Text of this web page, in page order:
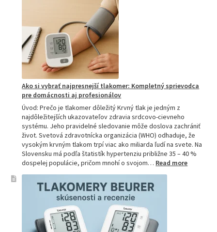
prečo
je
hitom
na
Slovensku?
Ako si vybrať najpresnejší tlakomer: Kompletný sprievodca
pre domácnosti aj profesionálov
Úvod: Prečo je tlakomer dôležitý Krvný tlak je jedným z
najdôležitejších ukazovateľov zdravia srdcovo-cievneho
systému. Jeho pravidelné sledovanie môže doslova zachrániť
život. Svetová zdravotnícka organizácia (WHO) odhaduje, že
vysokým krvným tlakom trpí viac ako miliarda ľudí na svete. Na
Slovensku má podľa štatistík hypertenziu približne 35 – 40 %
dospelej populácie, pričom mnohí o svojom… Read more: